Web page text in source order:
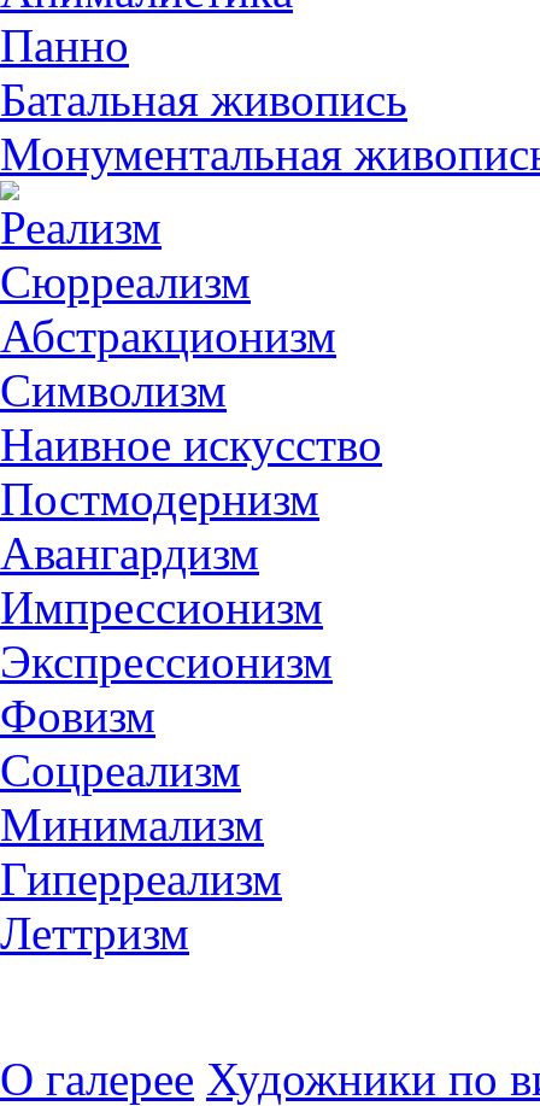
Панно
Батальная живопись
Монументальная
Реализм
Сюрреализм
Абстракционизм
Символизм
Наивное искусство
Постмодернизм
Авангардизм
Импрессионизм
Экспрессионизм
Фовизм
Соцреализм
Минимализм
Гиперреализм
Леттризм
О галерее Художники по